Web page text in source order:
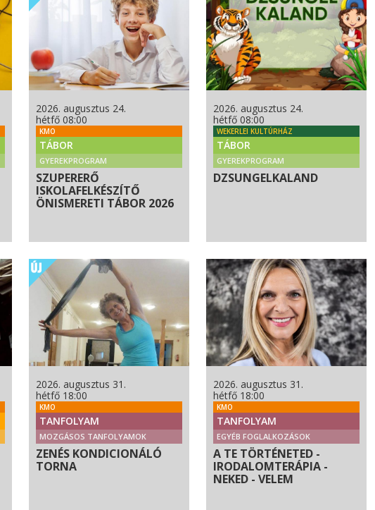
2026. augusztus 24.
hétfő 08:00
KMO
TÁBOR
GYEREKPROGRAM
SZUPERERŐ
ISKOLAFELKÉSZÍTŐ
ÖNISMERETI TÁBOR 2026
2026. augusztus 24.
hétfő 08:00
WEKERLEI KULTÚRHÁZ
TÁBOR
GYEREKPROGRAM
DZSUNGELKALAND
2026. augusztus 31.
hétfő 18:00
KMO
TANFOLYAM
MOZGÁSOS TANFOLYAMOK
ZENÉS KONDICIONÁLÓ
TORNA
2026. augusztus 31.
hétfő 18:00
KMO
TANFOLYAM
EGYÉB FOGLALKOZÁSOK
A TE TÖRTÉNETED -
IRODALOMTERÁPIA -
NEKED - VELEM